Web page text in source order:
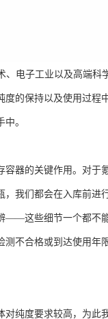
电子工业以及高端
的保持以及使用过程
。
器的关键作用。对
我们都会在入库前
——这些细节一个都不
不合格或到达使用
纯度要求较高，为